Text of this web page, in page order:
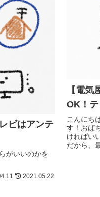
ビはアンテ
がいいのかを
2021.05.22
【電
OK！
こんにち
す！おば
ければい
だから、